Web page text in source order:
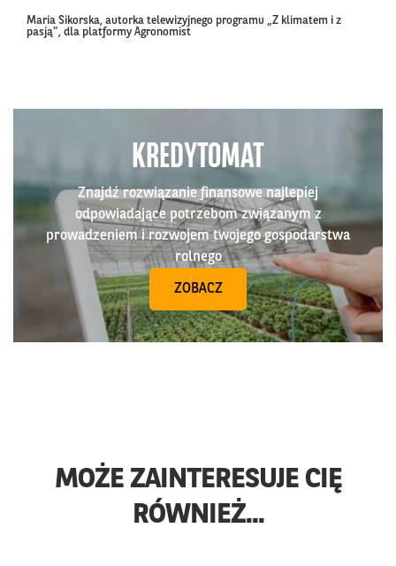
Maria Sikorska, autorka telewizyjnego programu „Z klimatem i z
pasją”, dla platformy Agronomist
KREDYTOMAT
Znajdź rozwiązanie finansowe najlepiej
odpowiadające potrzebom związanym z
prowadzeniem i rozwojem twojego gospodarstwa
rolnego
ZOBACZ
MOŻE ZAINTERESUJE CIĘ
RÓWNIEŻ...